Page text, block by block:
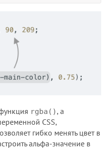
rgba() , а
CSS,
гибко менять цвет в
альфа-значение в